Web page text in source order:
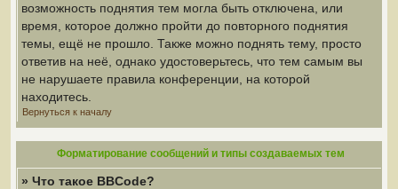
возможность поднятия тем могла быть отключена, или
время, которое должно пройти до повторного поднятия
темы, ещё не прошло. Также можно поднять тему, просто
ответив на неё, однако удостоверьтесь, что тем самым вы
не нарушаете правила конференции, на которой
находитесь.
Вернуться к началу
Форматирование сообщений и типы создаваемых тем
» Что такое BBCode?